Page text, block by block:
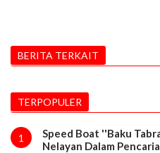
BERITA TERKAIT
TERPOPULER
1
Speed Boat ''Baku
Nelayan Dalam